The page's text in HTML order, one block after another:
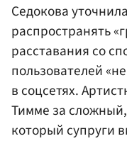
Седокова
распространять
расставания со
пользователей
в соцсетях.
Тимме за
который супруги